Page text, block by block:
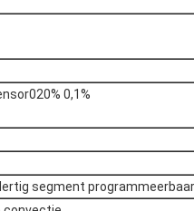
0,1%
segment